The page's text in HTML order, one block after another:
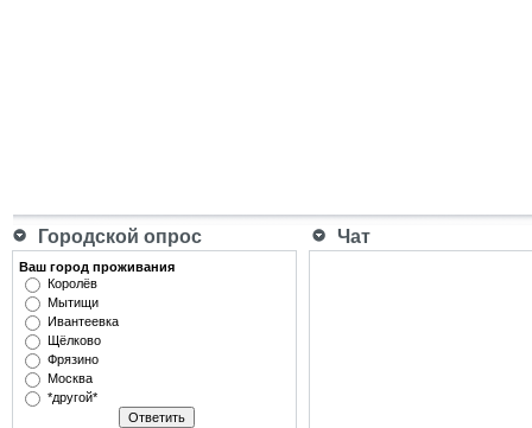
Городской опрос Чат
Ваш город проживания
Королёв
Мытищи
Ивантеевка
Щёлково
Фрязино
Москва
*другой*